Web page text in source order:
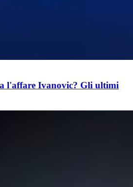
l'affare Ivanovic? Gli ultimi